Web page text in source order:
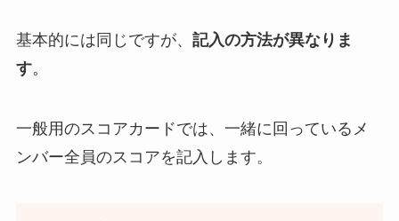
基本的には同じですが、 記入の方法が異なりま
す。
一般用のスコアカードでは、一緒に回っているメ
ンバー全員のスコアを記入します。